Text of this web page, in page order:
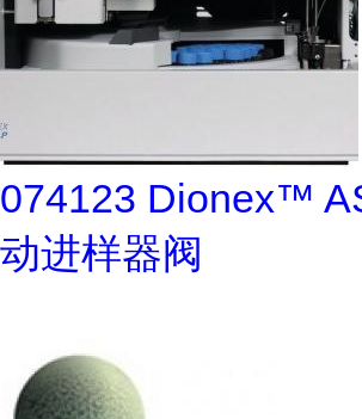
074123 Dionex™
动进样器阀